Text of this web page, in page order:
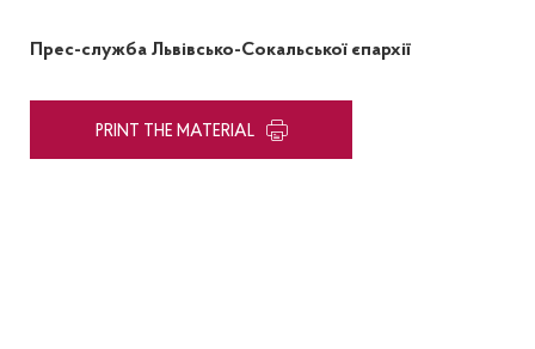
Прес-служба Львівсько-Сокальської єпархії
PRINT THE MATERIAL